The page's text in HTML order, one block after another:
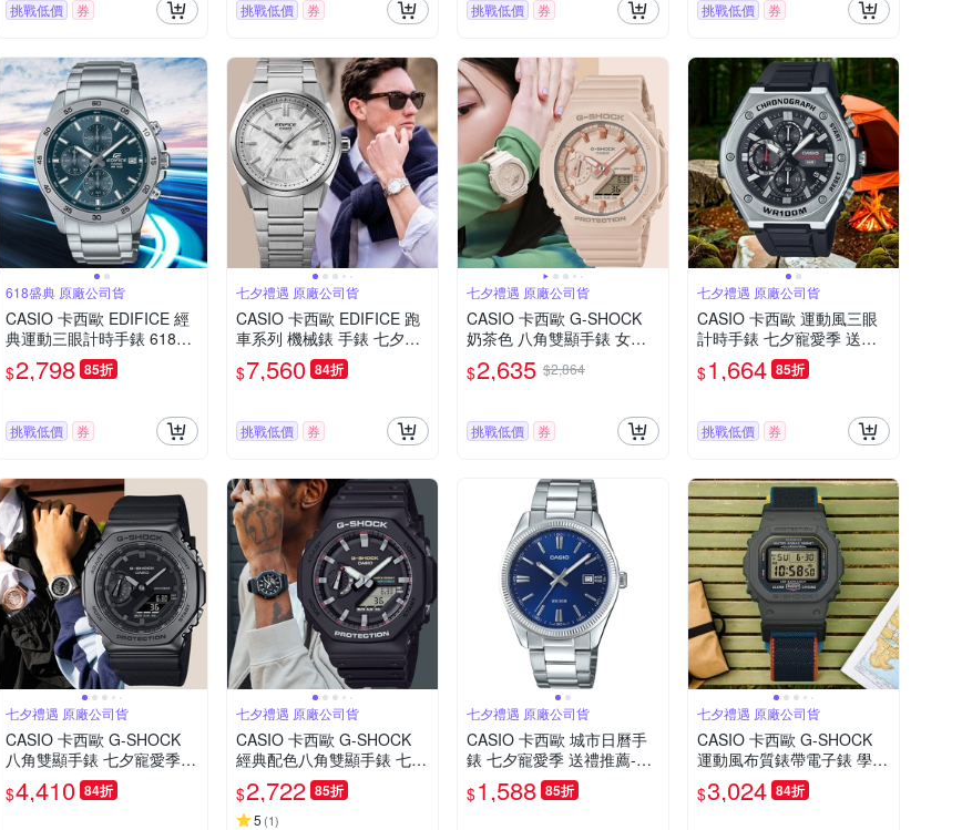
挑戰低價 券 挑戰低價 券 挑戰低價 券 挑戰低價 券
618盛典 原廠公司貨
CASIO 卡西歐 EDIFICE 經
典運動三眼計時手錶 618限
定禮遇 送禮推薦 EFR-526D
-2A
$2,798 85折
挑戰低價 券
七夕禮遇 原廠公司貨
CASIO 卡西歐 EDIFICE 跑
車系列 機械錶 手錶 七夕寵
愛季 送禮推薦-38mm EFK-
110D-7A
$7,560 84折
挑戰低價 券
七夕禮遇 原廠公司貨
CASIO 卡西歐 G-SHOCK
奶茶色 八角雙顯手錶 女錶
七夕寵愛季 送禮推薦 GMA-
S2100-4A
$2,635 $2,864
挑戰低價 券
七夕禮遇 原廠公司貨
CASIO 卡西歐 運動風三眼
計時手錶 七夕寵愛季 送禮
推薦-黑 MWA-300H-1A
$1,664 85折
挑戰低價 券
七夕禮遇 原廠公司貨
CASIO 卡西歐 G-SHOCK
八角雙顯手錶 七夕寵愛季
送禮推薦 GM-2100BB-1A
$4,410 84折
七夕禮遇 原廠公司貨
CASIO 卡西歐 G-SHOCK
經典配色八角雙顯手錶 七夕
寵愛季 送禮推薦 GA-2100R
L-1A
$2,722 85折
5 (1)
七夕禮遇 原廠公司貨
CASIO 卡西歐 城市日曆手
錶 七夕寵愛季 送禮推薦-藍x
銀 MTP-1302PD-2A
$1,588 85折
七夕禮遇 原廠公司貨
CASIO 卡西歐 G-SHOCK
運動風布質錶帶電子錶 學生
錶 手錶 七夕寵愛季 送禮推
薦 DW-5600MNC-8A2
$3,024 84折